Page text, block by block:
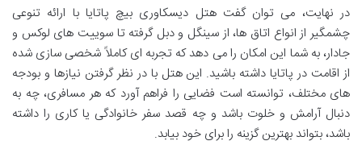
در نهایت، می توان گفت هتل دیسکاوری بیچ پاتایا با ارائه تنوعی
چشمگیر از انواع اتاق ها، از سینگل و دبل گرفته تا سوییت های لوکس و
جادار، به شما این امکان را می دهد که تجربه ای کاملاً شخصی سازی شده
از اقامت در پاتایا داشته باشید. این هتل با در نظر گرفتن نیازها و بودجه
های مختلف، توانسته است فضایی را فراهم آورد که هر مسافری، چه به
دنبال آرامش و خلوت باشد و چه قصد سفر خانوادگی یا کاری را داشته
باشد، بتواند بهترین گزینه را برای خود بیابد.